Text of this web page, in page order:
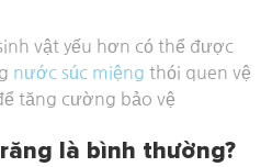
vật yếu hơn có thể được
nước súc miệng thói quen vệ
tăng cường bảo vệ
là bình thường?